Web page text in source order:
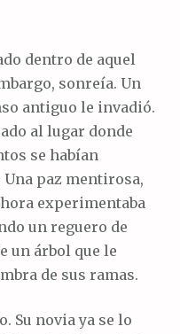
dentro de aquel
sonreía. Un
antiguo le invadió.
al lugar donde
se habían
paz mentirosa,
experimentaba
un reguero de
un árbol que le
de sus ramas.
Su novia ya se lo